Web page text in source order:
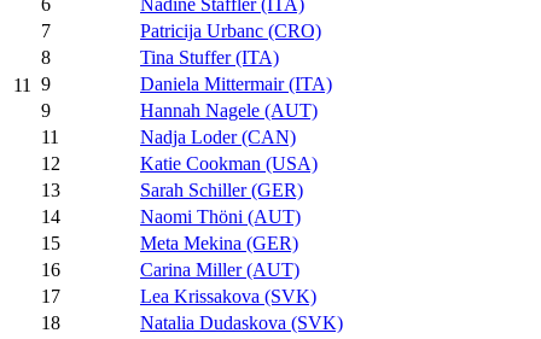
11
6
Nadine Staffler (ITA)
7
Patricija Urbanc (CRO)
8
Tina Stuffer (ITA)
9
Daniela Mittermair (ITA)
9
Hannah Nagele (AUT)
11
Nadja Loder (CAN)
12
Katie Cookman (USA)
13
Sarah Schiller (GER)
14
Naomi Thöni (AUT)
15
Meta Mekina (GER)
16
Carina Miller (AUT)
17
Lea Krissakova (SVK)
18
Natalia Dudaskova (SVK)